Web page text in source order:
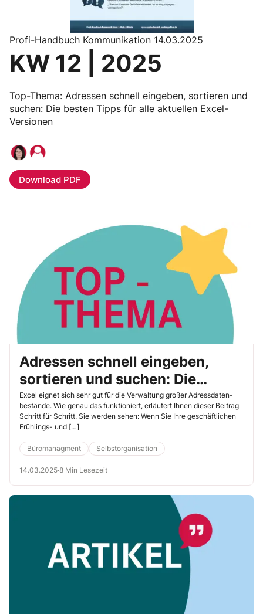
Profi-Handbuch Kommunikation 14.03.2025
KW 12 | 2025
Top-Thema: Adressen schnell eingeben, sortieren und
suchen: Die besten Tipps für alle aktuellen Excel-
Versionen
Download PDF
Adressen schnell eingeben,
sortieren und suchen: Die
besten Tipps für alle aktuellen
Excel-Versionen
Excel eignet sich sehr gut für die Verwaltung großer Adressdaten­
bestände. Wie genau das funktioniert, erläutert Ihnen dieser Beitrag
Schritt für Schritt. Sie werden sehen: Wenn Sie Ihre geschäftlichen
Frühlings- und […]
Büromanagment Selbstorganisation
14.03.2025·8 Min Lesezeit